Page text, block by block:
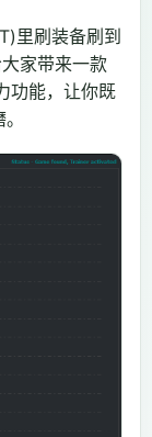
里刷装备刷到
家带来一款
功能，让你既